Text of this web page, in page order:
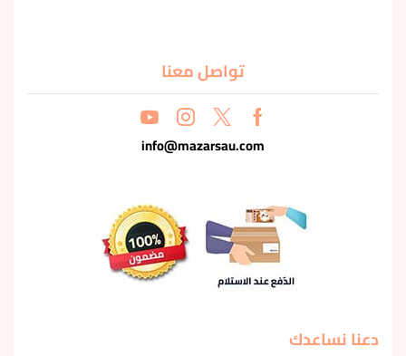
تواصل معنا
info@mazarsau.com
دعنا نساعدك